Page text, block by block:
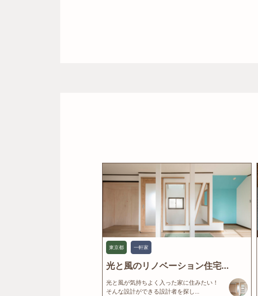
東京都 一軒家
光と風のリノベーション住宅...
光と風が気持ちよく入った家に住みたい！
そんな設計ができる設計者を探し...